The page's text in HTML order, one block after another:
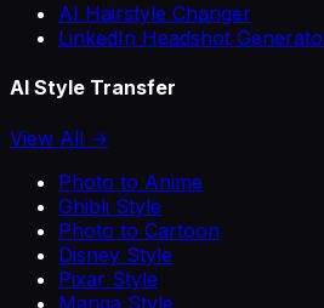
AI Hairstyle Changer
LinkedIn Headshot
AI Style Transfer
View All →
Photo to Anime
Ghibli Style
Photo to Cartoon
Disney Style
Pixar Style
Manga Style